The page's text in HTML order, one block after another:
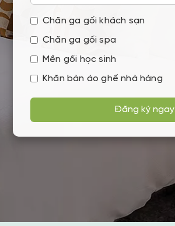
Chăn ga gối khách sạn
Chăn ga gối spa
Mền gối học sinh
Khăn bàn áo ghế nhà hàng
Đăng ký ngay